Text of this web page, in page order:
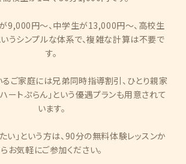
9,000円〜、中学生が13,000円〜、高校生
うシンプルな体系で、複雑な計算は不要で
す。
ご家庭には兄弟同時指導割引、ひとり親家
ートぷらん」という優遇プランも用意されて
います。
い」という方は、90分の無料体験レッスンか
らお気軽にご参加ください。